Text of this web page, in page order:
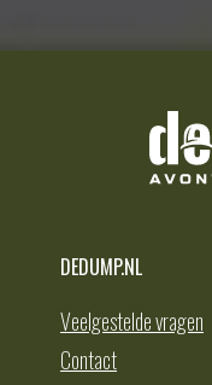
DEDUMP.NL
Veelgestelde vragen
Contact